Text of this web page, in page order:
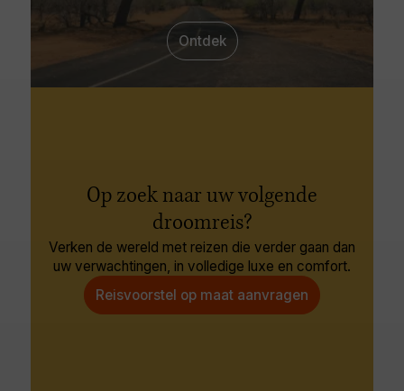
Ontdek
Op zoek naar uw volgende
droomreis?
Verken de wereld met reizen die verder gaan dan
uw verwachtingen, in volledige luxe en comfort.
Reisvoorstel op maat aanvragen